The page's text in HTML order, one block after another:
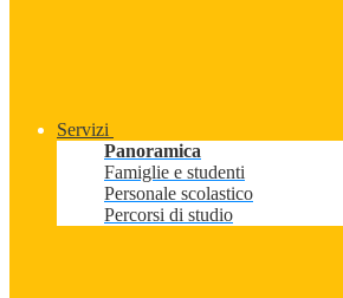
Servizi
Panoramica
Famiglie e studenti
Personale scolastico
Percorsi di studio